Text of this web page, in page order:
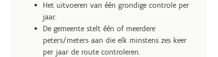
Het uitvoeren van één grondige controle per
jaar.
De gemeente stelt één of meerdere
peters/meters aan die elk minstens zes keer
per jaar de route controleren.